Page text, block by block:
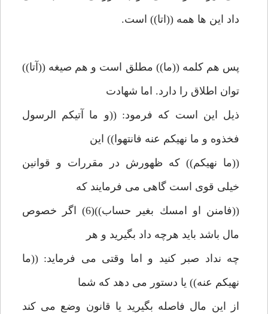
داد اين ها همه ((اتا)) است.
پس هم كلمه ((ما)) مطلق است و هم صيغه ((آتا))
توان اطلاق را دارد. اما شهادت
ذيل اين است كه فرمود: ((و ما آتيكم الرسول
فخذوه و ما نهيكم عنه فانتهوا)) اين
((ما نهيكم)) كه ظهورش در مقررات و قوانين
خيلى قوى است گاهى مى فرمايند كه
((فامنن او امسك بغير حساب))(6) اگر خصوص
مال باشد بايد هرچه داد بگيريد و هر
چه نداد صبر كنيد و اما وقتى مى فرمايد: ((ما
نهيكم عنه)) يا دستور مى دهد كه شما
از اين مال فاصله بگيريد يا قانون وضع مى كند